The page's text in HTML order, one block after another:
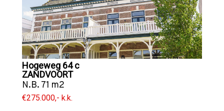
Hogeweg 64 c
ZANDVOORT
N.B. 71 m2
€275.000,- k.k.